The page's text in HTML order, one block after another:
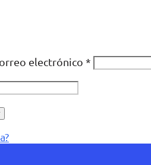
electrónico *